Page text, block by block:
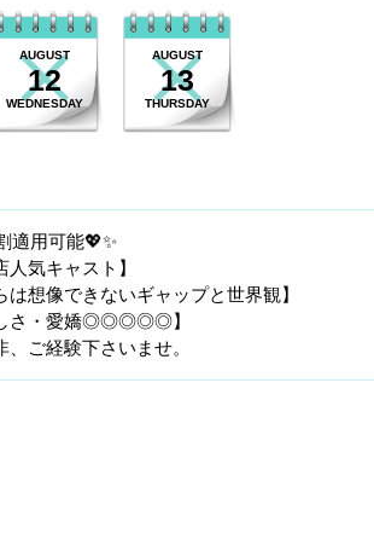
AUGUST
12
WEDNESDAY
AUGUST
13
THURSDAY
適用可能💖✨
人気キャスト】
は想像できないギャップと世界観】
しさ・愛嬌◎◎◎◎◎】
ご経験下さいませ。